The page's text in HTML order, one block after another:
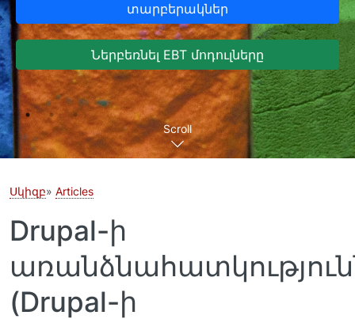
տարբերակներ
Ներբեռնել EBT մոդուլները
Scroll
Սկիզբ Articles
Drupal-ի
(Drupal-ի